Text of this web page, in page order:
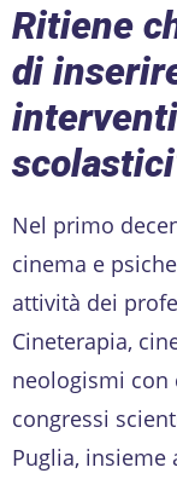
Ritiene
di
Nel primo
cinema e
attività dei
Cineterapia,
neologismi con
congressi
Puglia,